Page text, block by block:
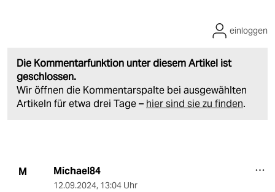
Die Kommentarfunktion unter diesem Artikel ist
geschlossen.
Wir öffnen die Kommentarspalte bei ausgewählten
Artikeln für etwa drei Tage – hier sind sie zu finden.
einloggen
M Michael84
12.09.2024, 13:04 Uhr